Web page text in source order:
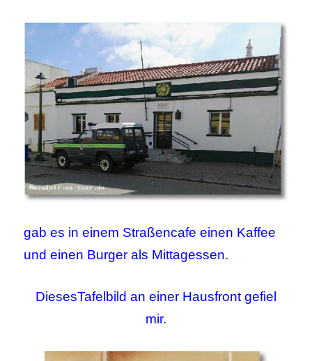
gab es in einem Straßencafe einen Kaffee
und einen Burger als Mittagessen.
DiesesTafelbild an einer Hausfront gefiel
mir.